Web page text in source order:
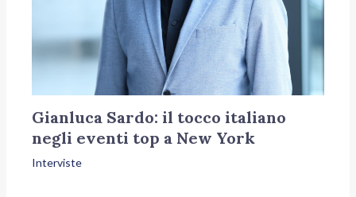
Gianluca Sardo: il tocco italiano
negli eventi top a New York
Interviste